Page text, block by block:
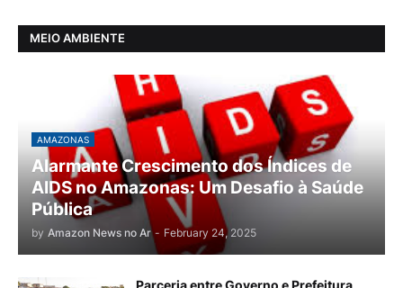
MEIO AMBIENTE
AMAZONAS
Alarmante Crescimento dos Índices de
AIDS no Amazonas: Um Desafio à Saúde
Pública
by Amazon News no Ar - February 24, 2025
Parceria entre Governo e Prefeitura